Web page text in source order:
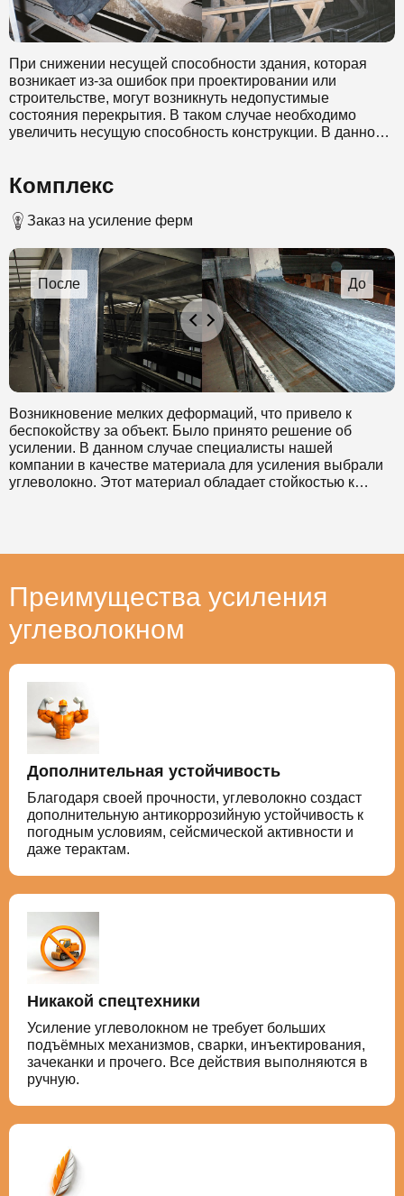
При снижении несущей способности здания, которая
возникает из-за ошибок при проектировании или
строительстве, могут возникнуть недопустимые
состояния перекрытия. В таком случае необходимо
увеличить несущую способность конструкции. В данном
материал обладает стойкостью к коррозии и позволяет
таких работ. Выбранный метод также позволил
выполнить работы без прекращения эксплуатации
усиливаемого здания.
Комплекс
Заказ на усиление ферм
Возникновение мелких деформаций, что привело к
беспокойству за объект. Было принято решение об
усилении. В данном случае специалисты нашей
компании в качестве материала для усиления выбрали
углеволокно. Этот материал обладает стойкостью к
эксплуатации усиливаемого здания.
Преимущества усиления
углеволокном
Дополнительная устойчивость
Благодаря своей прочности, углеволокно создаст
дополнительную антикоррозийную устойчивость к
погодным условиям, сейсмической активности и
даже терактам.
Никакой спецтехники
Усиление углеволокном не требует больших
подъёмных механизмов, сварки, инъектирования,
зачеканки и прочего. Все действия выполняются в
ручную.